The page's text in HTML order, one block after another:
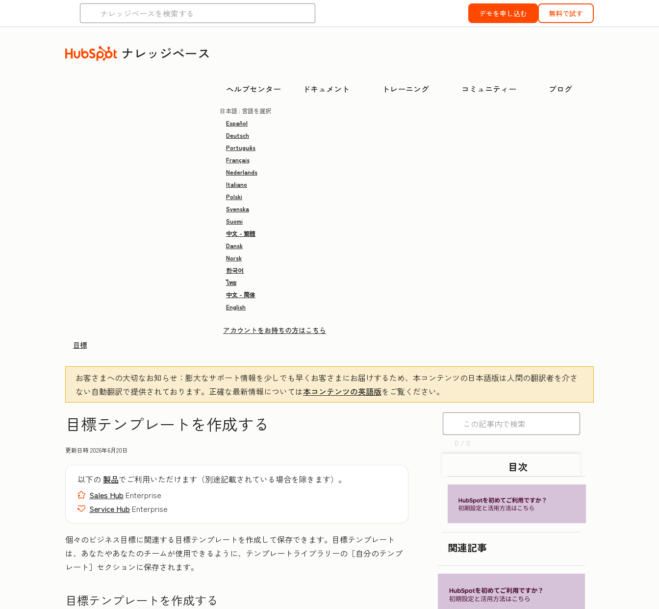
デモを申し込む 無料で試す
ナレッジベース
ヘルプセンター ドキュメント トレーニング コミュニティー ブログ
日本語 : 言語を選択
Español
Deutsch
Português
Français
Nederlands
Italiano
Polski
Svenska
Suomi
中文 - 繁體
Dansk
Norsk
한국어
ไทย
中文 - 简体
English
アカウントをお持ちの方はこちら
目標
お客さまへの大切なお知らせ ：膨大なサポート情報を少しでも早くお客さまにお届けするため、本コンテンツの日本語版は人間の翻訳者を介さ
ない自動翻訳で提供されております。 正確な最新情報については本コンテンツの英語版をご覧ください。
目標テンプレートを作成する
更新日時2026年6月20日
以下の 製品でご利用いただけます（別途記載されている場合を除きます）。
Sales Hub Enterprise
Service Hub Enterprise
個々のビジネス目標に関連する目標テンプレートを作成して保存できます。目標テンプレート
は、あなたやあなたのチームが使用できるように、テンプレートライブラリーの［自分のテンプ
レート］ セクションに保存されます。
目標テンプレートを作成する
0 / 0
目次
関連記事